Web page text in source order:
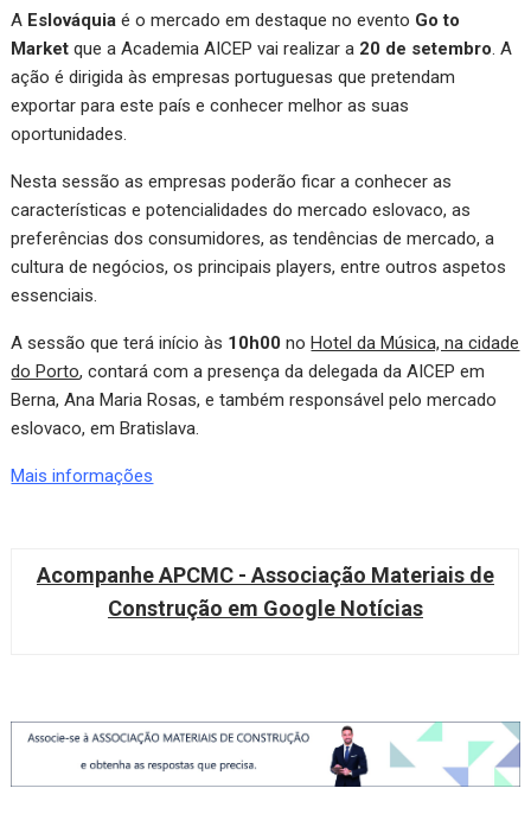
A Eslováquia é o mercado em destaque no evento Go to
Market que a Academia AICEP vai realizar a 20 de setembro. A
ação é dirigida às empresas portuguesas que pretendam
exportar para este país e conhecer melhor as suas
oportunidades.
Nesta sessão as empresas poderão ficar a conhecer as
características e potencialidades do mercado eslovaco, as
preferências dos consumidores, as tendências de mercado, a
cultura de negócios, os principais players, entre outros aspetos
essenciais.
A sessão que terá início às 10h00 noHotel da Música, na cidade
do Porto, contará com a presença da delegada da AICEP em
Berna, Ana Maria Rosas, e também responsável pelo mercado
eslovaco, em Bratislava.
Mais informações
Acompanhe APCMC - Associação Materiais de
Construção em Google Notícias